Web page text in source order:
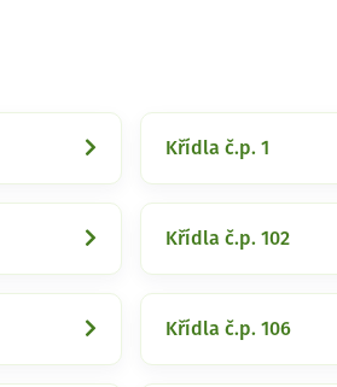
Křídla č.p. 1
Křídla č.p. 102
Křídla č.p. 106